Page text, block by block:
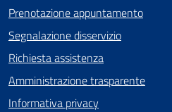
Prenotazione appuntamento
Segnalazione disservizio
Richiesta assistenza
Amministrazione trasparente
Informativa privacy